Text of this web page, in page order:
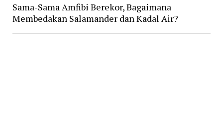
Sama-Sama Amfibi Berekor, Bagaimana
Membedakan Salamander dan Kadal Air?